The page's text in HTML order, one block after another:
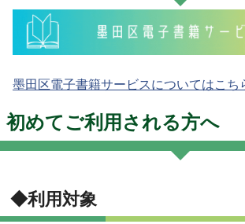
墨田区電子書籍サービスについてはこち
初めてご利用される方へ
◆利用対象